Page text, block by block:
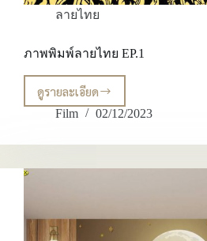
ลายไทย
ภาพพิมพ์ลายไทย EP.1
ดูรายละเอียด
ภาพ
พิมพ์
ไทย
Film 02/12/2023